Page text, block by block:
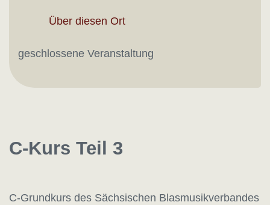
Über diesen Ort
geschlossene Veranstaltung
C-Kurs Teil 3
C-Grundkurs des Sächsischen Blasmusikverbandes